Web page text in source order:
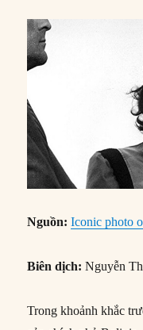
Nguồn:Iconic photo
Biên dịch: Nguyễn
Trong khoảnh khắc